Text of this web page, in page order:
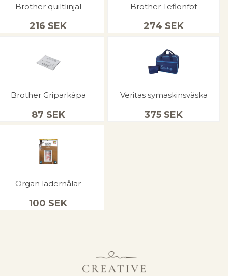
Brother quiltlinjal
216 SEK
Brother Teflonfot
274 SEK
Brother Griparkåpa
87 SEK
Veritas symaskinsväska
375 SEK
Organ lädernålar
100 SEK